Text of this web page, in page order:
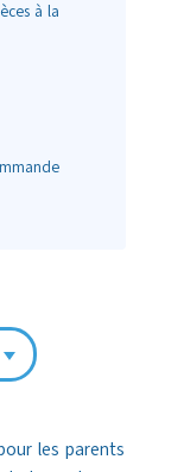
à la
les parents